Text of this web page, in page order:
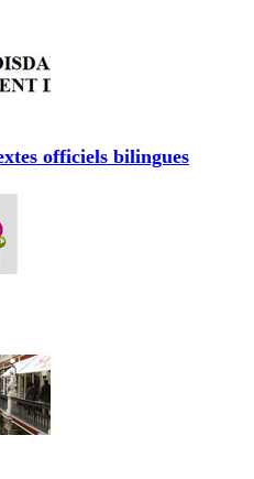
officiels bilingues